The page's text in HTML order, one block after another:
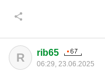
R rib65
06:29, 23.06.2025